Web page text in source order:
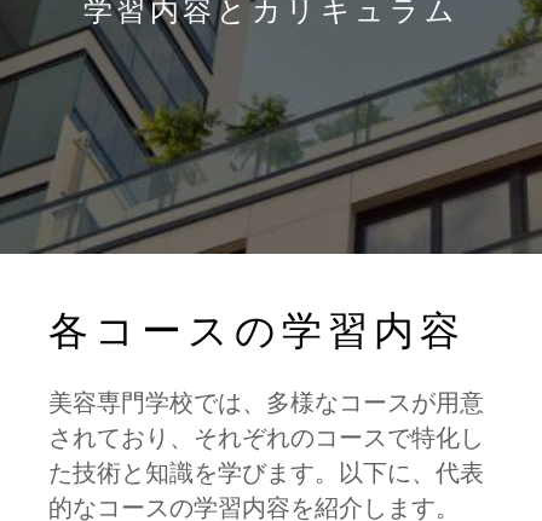
学習内容とカリキュラム
各コースの学習内容
美容専門学校では、多様なコースが用意
されており、それぞれのコースで特化し
た技術と知識を学びます。以下に、代表
的なコースの学習内容を紹介します。